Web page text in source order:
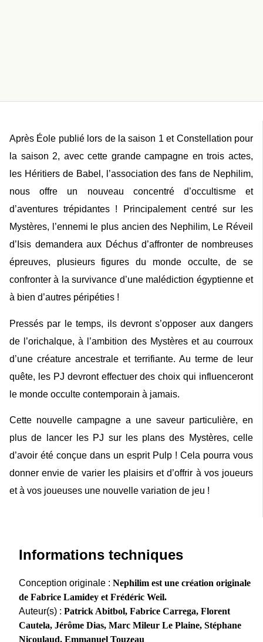
Après Éole publié lors de la saison 1 et Constellation pour
la saison 2, avec cette grande campagne en trois actes,
les Héritiers de Babel, l’association des fans de Nephilim,
nous offre un nouveau concentré d’occultisme et
d’aventures trépidantes ! Principalement centré sur les
Mystères, l’ennemi le plus ancien des Nephilim, Le Réveil
d’Isis demandera aux Déchus d’affronter de nombreuses
épreuves, plusieurs figures du monde occulte, de se
confronter à la survivance d’une malédiction égyptienne et
à bien d’autres péripéties !
Pressés par le temps, ils devront s’opposer aux dangers
de l’orichalque, à l’ambition des Mystères et au courroux
d’une créature ancestrale et terrifiante. Au terme de leur
quête, les PJ devront effectuer des choix qui influenceront
le monde occulte contemporain à jamais.
Cette nouvelle campagne a une saveur particulière, en
plus de lancer les PJ sur les plans des Mystères, celle
d’avoir été conçue dans un esprit Pulp ! Cela pourra vous
donner envie de varier les plaisirs et d’offrir à vos joueurs
et à vos joueuses une nouvelle variation de jeu !
Informations techniques
Conception originale : Nephilim est une création originale
de Fabrice Lamidey et Frédéric Weil.
Auteur(s) : Patrick Abitbol, Fabrice Carrega, Florent
Cautela, Jérôme Dias, Marc Mileur Le Plaine, Stéphane
Nicoulaud, Emmanuel Touzeau